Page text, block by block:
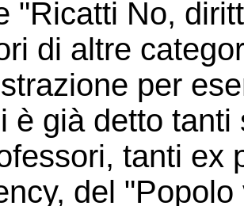
"Ricatti No,
di altre
per
è già detto
tanti ex
del